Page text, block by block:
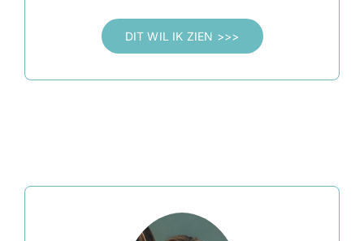
DIT WIL IK ZIEN >>>